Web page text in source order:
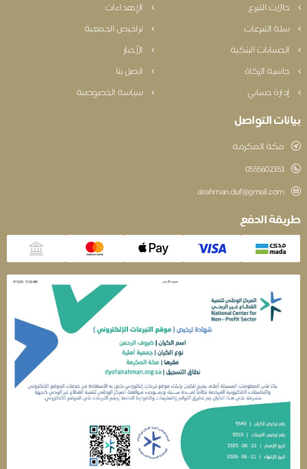
التبرع
الإهداءات
التبرعات
تراخيص الجمعية
البنكية
الأخبار
الزكاة
اتصل بنا
حسابي
سياسة الخصوصية
التواصل
مكة المكرمة
‎0555602353
alrahman.duf@gmail.com
الدفع